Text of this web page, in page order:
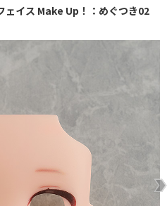
ェイス Make Up！：めぐつき02